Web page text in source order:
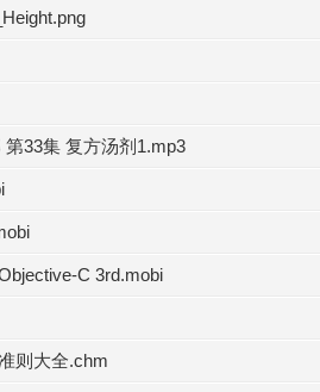
第33集 复方汤剂1.mp3
C 3rd.mobi
则大全.chm